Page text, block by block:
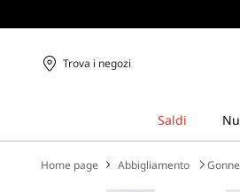
Trova i negozi
Home page Abbigliamento Gonne